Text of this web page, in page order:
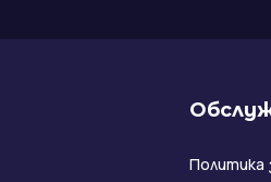
Политика